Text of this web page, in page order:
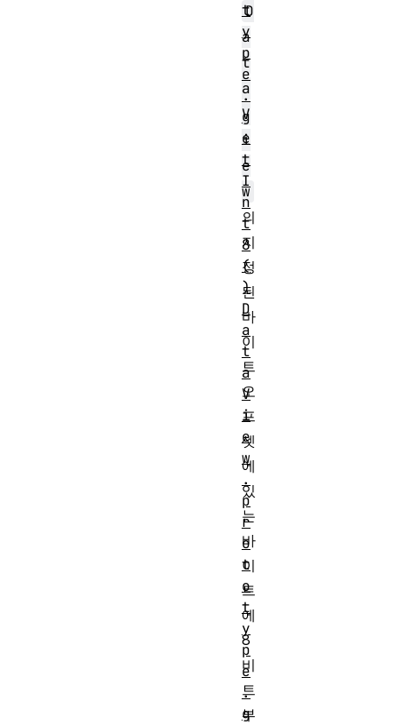
D
a
t
a
V
i
e
w
의
지
정
된
바
이
트
오
프
셋
에
있
는
바
이
트
에
8
비
트
부
t
y
p
e
.
g
e
t
I
n
t
8
(
)
D
a
t
a
V
i
e
w
.
p
r
o
t
o
t
y
p
e
.
g